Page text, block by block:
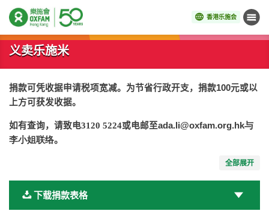
香港乐施会 菜单
开始主要内容
义卖乐施米
捐款可凭收据申请税项宽减。为节省行政开支，捐款100元或以
上方可获发收据。
如有查询，请致电3120 5224或电邮至ada.li@oxfam.org.hk与
李小姐联络。
全部展开
下载捐款表格